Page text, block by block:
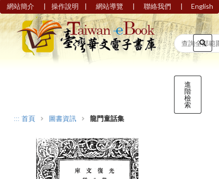
網站簡介 | 操作說明 | 網站導覽 | 聯絡我們 | English
進
階
檢
索
::: 首頁 圖書資訊 龍門童話集